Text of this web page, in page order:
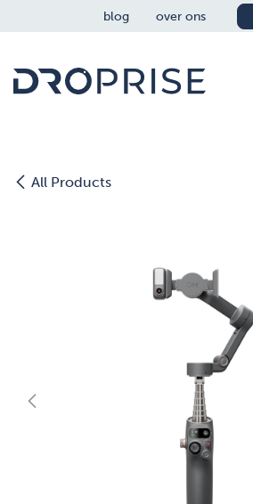
OVERSLAAN NAAR INHOUD
blog over ons
All Products